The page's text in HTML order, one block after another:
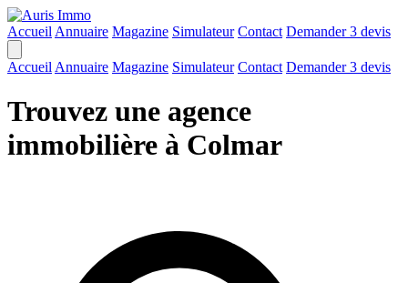
Accueil Annuaire Magazine Simulateur Contact Demander 3 devis
Accueil Annuaire Magazine Simulateur Contact Demander 3 devis
Trouvez une agence
immobilière à Colmar